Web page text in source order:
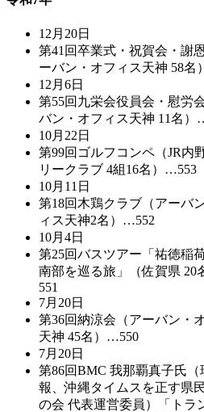
12月20日
第41回卒業式・祝賀会・謝
ーバン・オフィス天神 58名
12月6日
第55回九栄会役員会・慰労
バン・オフィス天神 11名）
10月22日
第99回ゴルフコンペ（JR内
リークラブ 4組16名）…553
10月11日
第18回木鶏クラブ（アーバ
ィス天神2名）…552
10月4日
第25回バスツアー「祐徳稲
南部を巡る旅」（佐賀県 20
551
7月20日
第36回納涼会（アーバン・
天神 45名）…550
7月20日
第86回BMC 我那覇真子氏（
報、沖縄タイムスを正す県
の会 代表運営委員）「トラ